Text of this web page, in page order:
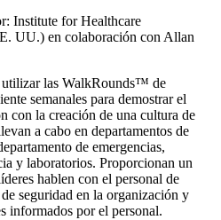
Institute for Healthcare
UU.) en colaboración con Allan
utilizar las WalkRounds™ de
semanales para demostrar el
con la creación de una cultura de
a cabo en departamentos de
de emergencias,
y laboratorios. Proporcionan un
hablen con el personal de
seguridad en la organización y
informados por el personal.